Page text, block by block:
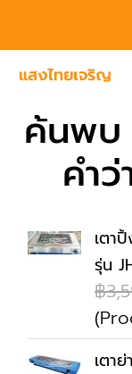
ค้นพบ
คำ
เตา
รุ่น
฿
เตา